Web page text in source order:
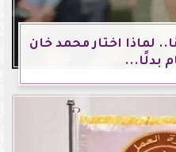
بعد 43 عامًا.. لماذا اختار محمد خان
بدلًا...